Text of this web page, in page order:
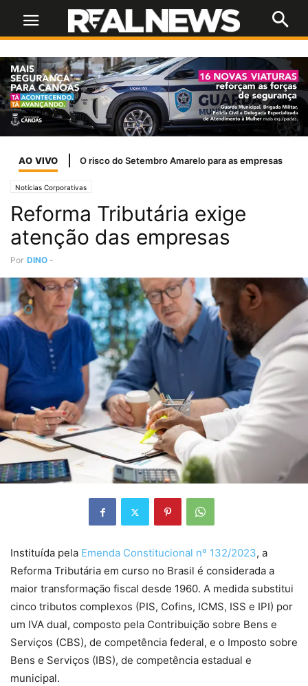
AO VIVO O risco do Setembro Amarelo para as empresas
Notícias Corporativas
Reforma Tributária exige
atenção das empresas
Por DINO -
Instituída pela Emenda Constitucional nº 132/2023, a
Reforma Tributária em curso no Brasil é considerada a
maior transformação fiscal desde 1960. A medida substitui
cinco tributos complexos (PIS, Cofins, ICMS, ISS e IPI) por
um IVA dual, composto pela Contribuição sobre Bens e
Serviços (CBS), de competência federal, e o Imposto sobre
Bens e Serviços (IBS), de competência estadual e
municipal.